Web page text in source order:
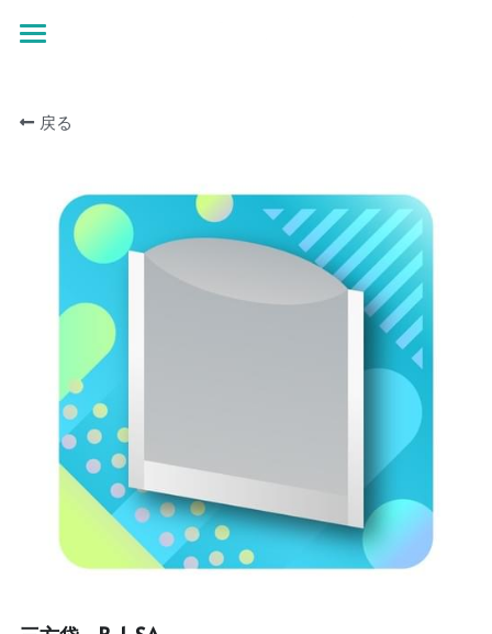
お問い合わせ
オンデマンド特設ページ
戻る